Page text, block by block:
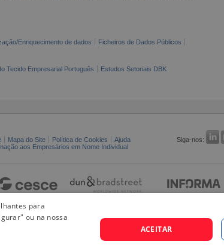
Enriquecimento de dados
Ficheiros de Dados Públicos
Tecido Empresarial Português Estudos Setoriais DBK
Mapa do Site Política de Cookies Ajuda
Siga-nos:
aos Empresários em Nome Individual
para
ou na nossa
ACEITAR